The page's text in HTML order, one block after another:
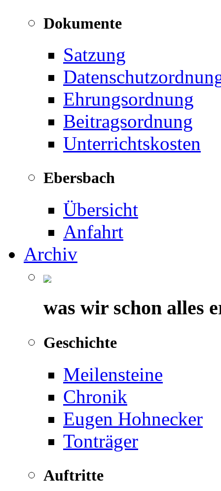
Dokumente
Satzung
Ehrungsordnung
Beitragsordnung
Unterrichtskosten
Ebersbach
Übersicht
Anfahrt
Archiv
was wir schon alles
Geschichte
Meilensteine
Chronik
Eugen Hohnecker
Tonträger
Auftritte